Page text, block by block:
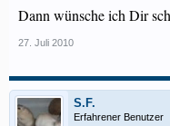
Dann wünsche ich Dir
27. Juli 2010
S.F.
Erfahrener Benutzer